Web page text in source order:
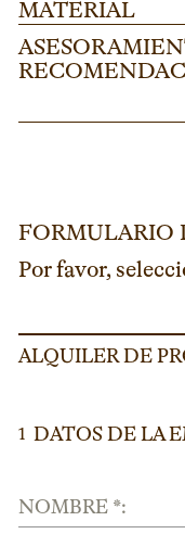
MATERIAL
FORMULARIO
Por favor,
ALQUILER DE
1 DATOS DE LA
NOMBRE *: